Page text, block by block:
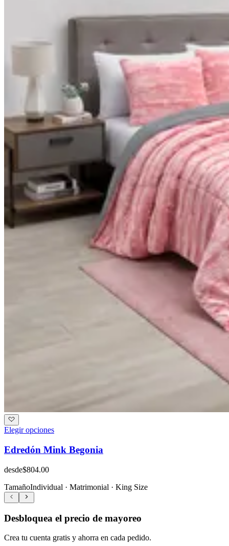
Elegir opciones
Edredón Mink Begonia
desde$804.00
TamañoIndividual · Matrimonial · King Size
Desbloquea el precio de mayoreo
Crea tu cuenta gratis y ahorra en cada pedido.